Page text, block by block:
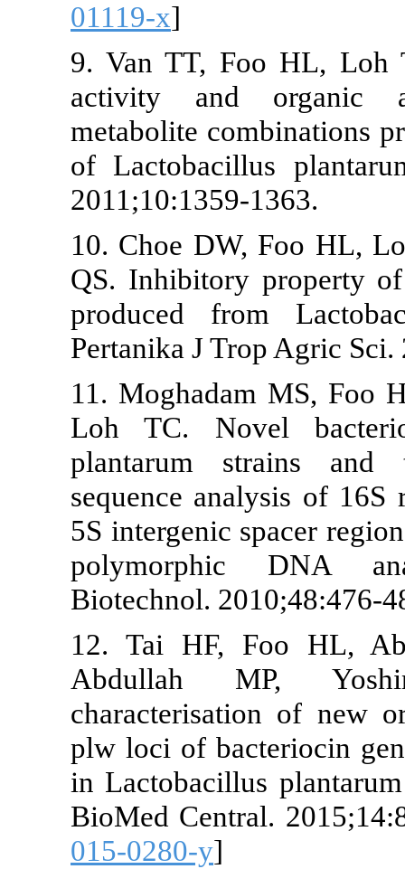
9. Van TT,
activity
metabolite
of
10. Choe
QS.
produced
Pertanika J
11.
Loh TC.
plantarum
sequence
5S intergenic
Biotechnol.
12. Tai
Abdullah
plw loci of
in
BioMed